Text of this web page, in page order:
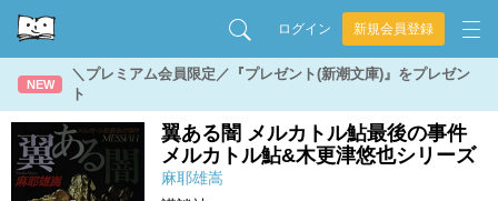
ログイン 新規会員登録
NEW
＼プレミアム会員限定／『プレゼント(新潮文庫)』をプレゼン
ト
翼ある闇 メルカトル鮎最後の事件
メルカトル鮎&木更津悠也シリーズ
麻耶雄嵩